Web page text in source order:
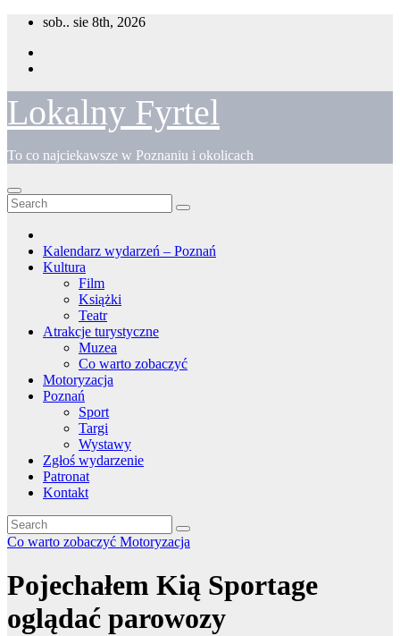
Skip
content
sob.. sie 8th, 2026
Lokalny Fyrtel
To co najciekawsze w Poznaniu i okolicach
Kalendarz wydarzeń – Poznań
Kultura
Film
Książki
Teatr
Atrakcje turystyczne
Muzea
Co warto zobaczyć
Motoryzacja
Poznań
Sport
Targi
Wystawy
Zgłoś wydarzenie
Patronat
Kontakt
Co warto zobaczyć Motoryzacja
Pojechałem Kią Sportage
oglądać parowozy